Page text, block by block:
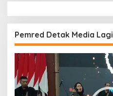
Pemred Detak Media
Pemutar
Video